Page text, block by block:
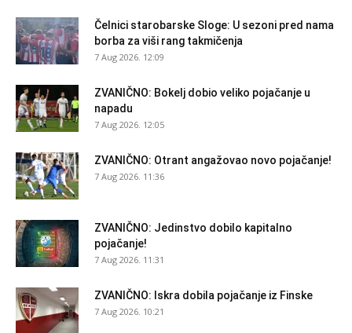
Čelnici starobarske Sloge: U sezoni pred nama
borba za viši rang takmičenja
7 Aug 2026. 12:09
ZVANIČNO: Bokelj dobio veliko pojačanje u
napadu
7 Aug 2026. 12:05
ZVANIČNO: Otrant angažovao novo pojačanje!
7 Aug 2026. 11:36
ZVANIČNO: Jedinstvo dobilo kapitalno
pojačanje!
7 Aug 2026. 11:31
ZVANIČNO: Iskra dobila pojačanje iz Finske
7 Aug 2026. 10:21